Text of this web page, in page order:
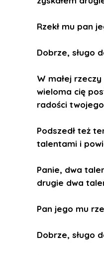
Rzekł mu pan
Dobrze, sługo
W małej
wieloma cię
radości
Podszedł też
talentami i
Panie, dwa
drugie dwa
Pan jego mu
Dobrze, sługo